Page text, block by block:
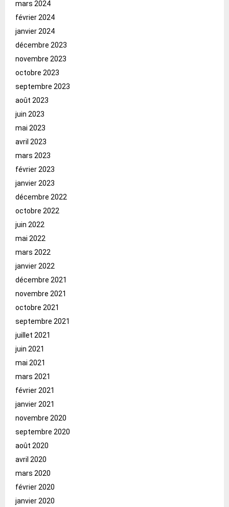
mars 2024
février 2024
janvier 2024
décembre 2023
novembre 2023
octobre 2023
septembre 2023
août 2023
juin 2023
mai 2023
avril 2023
mars 2023
février 2023
janvier 2023
décembre 2022
octobre 2022
juin 2022
mai 2022
mars 2022
janvier 2022
décembre 2021
novembre 2021
octobre 2021
septembre 2021
juillet 2021
juin 2021
mai 2021
mars 2021
février 2021
janvier 2021
novembre 2020
septembre 2020
août 2020
avril 2020
mars 2020
février 2020
janvier 2020